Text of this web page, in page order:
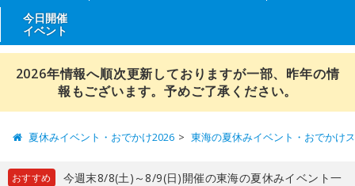
今日開催
イベント
2026年情報へ順次更新しておりますが一部、昨年の情
報もございます。予めご了承ください。
夏休みイベント・おでかけ2026 東海の夏休みイベント・おでかけ
おすすめ
今週末8/8(土)～8/9(日)開催の東海の夏休みイベント一